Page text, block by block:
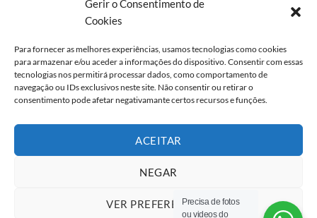
Gerir o Consentimento de
Cookies
Para fornecer as melhores experiências, usamos tecnologias como cookies
para armazenar e/ou aceder a informações do dispositivo. Consentir com essas
tecnologias nos permitirá processar dados, como comportamento de
navegação ou IDs exclusivos neste site. Não consentir ou retirar o
consentimento pode afetar negativamante certos recursos e funções.
ACEITAR
NEGAR
VER PREFERÊNCIAS
Copyright 2026 ©All rights reserved
Precisa de fotos
ou videos do